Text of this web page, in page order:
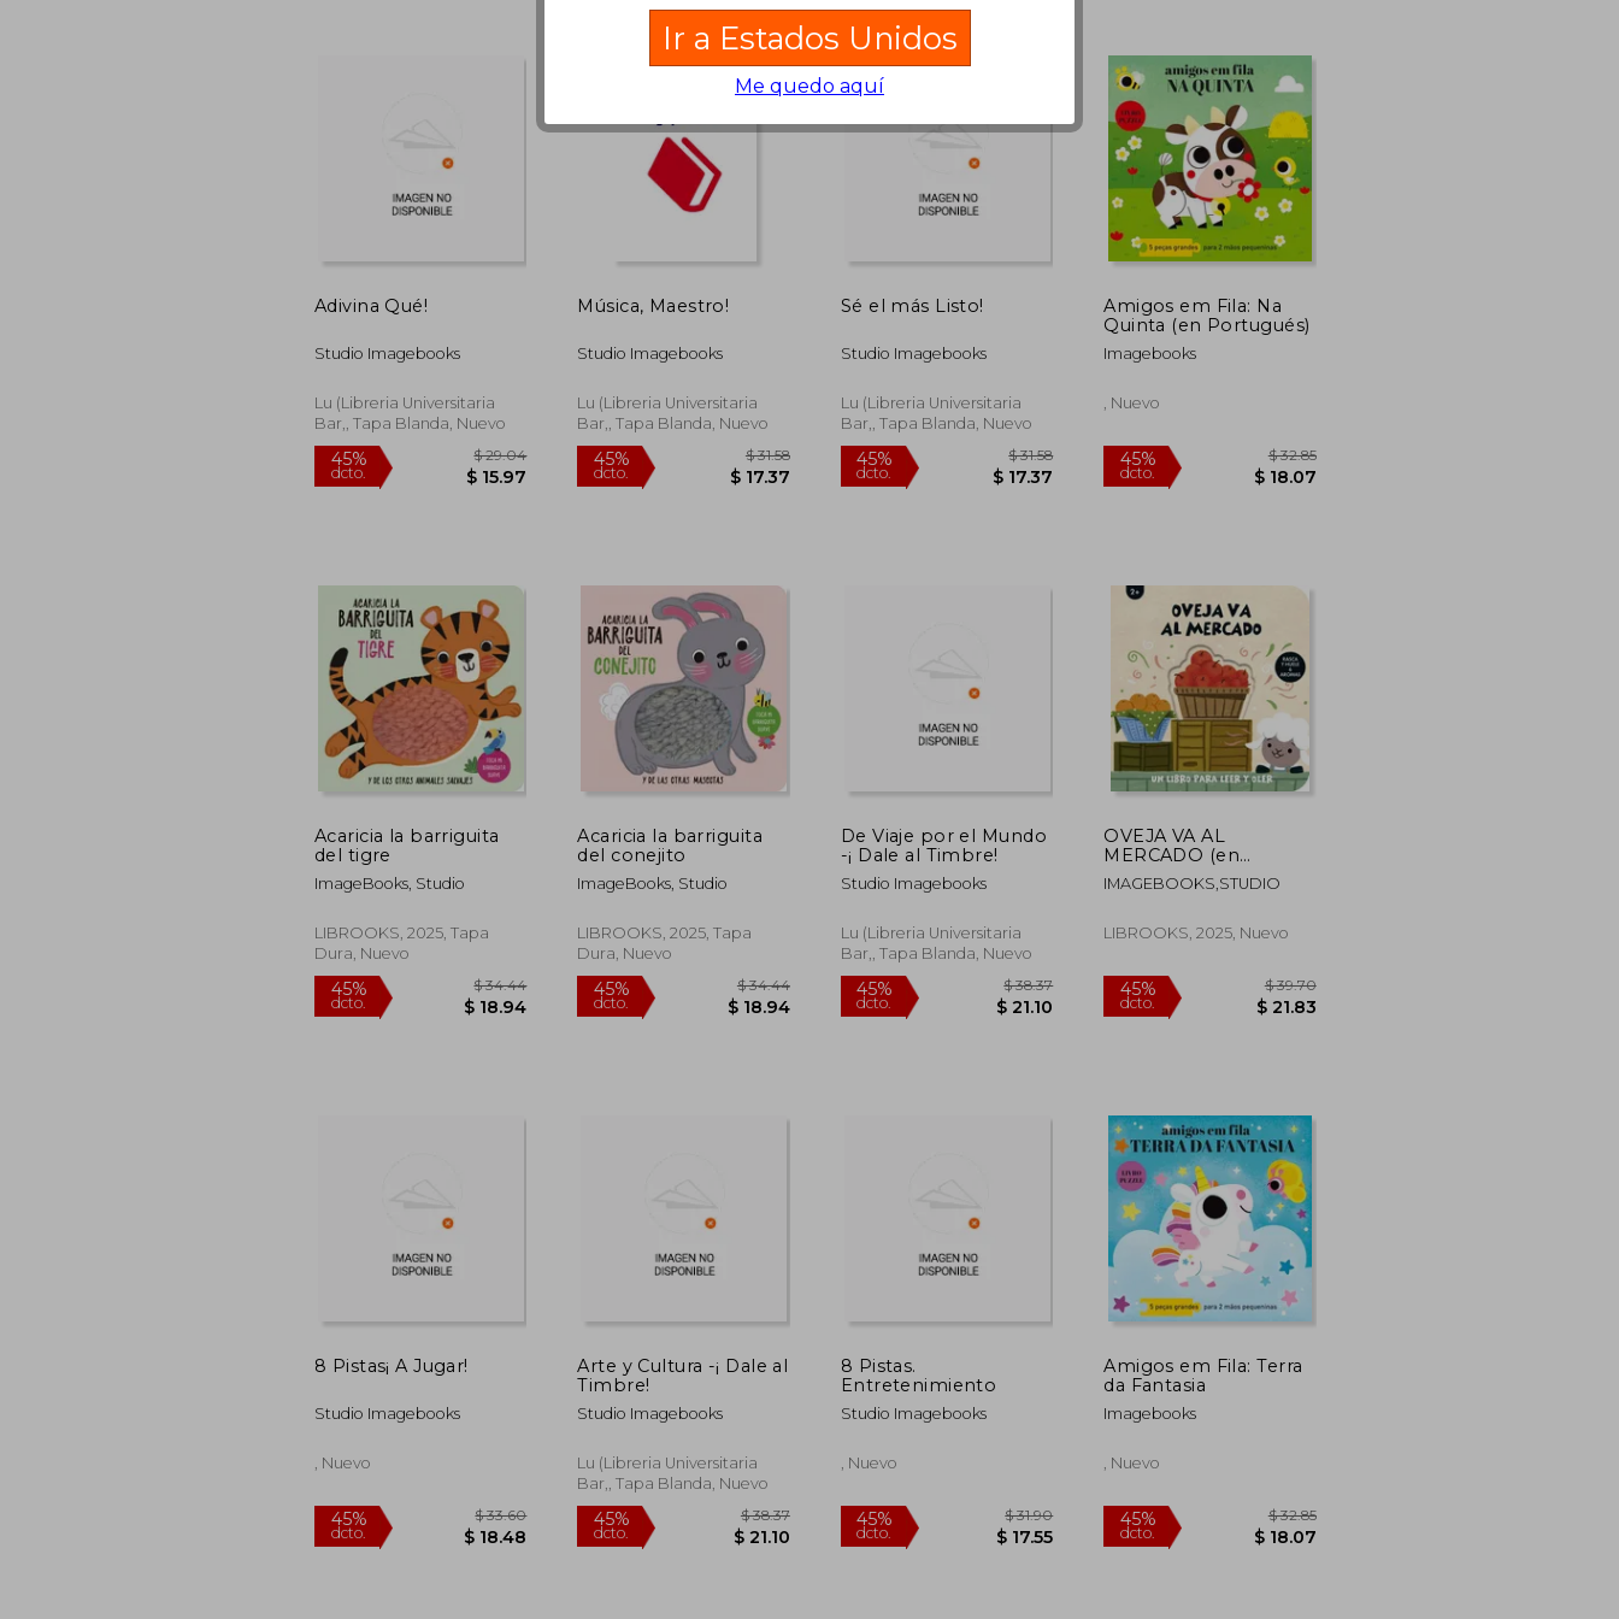
45% 45% 45% $ 29.04
$ 15.97
45%
dcto.
Adivina Qué!
Studio Imagebooks
Lu (Libreria Universitaria
Bar,, Tapa Blanda, Nuevo
dcto. $ 15.97
Música, Maestro!
Studio Imagebooks
Lu (Libreria Universitaria
Bar,, Tapa Blanda, Nuevo
dcto. $ 17.37
Sé el más Listo!
Studio Imagebooks
Lu (Libreria Universitaria
Bar,, Tapa Blanda, Nuevo
dcto. $ 17.37
Amigos em Fila: Na
Quinta (en Portugués)
Imagebooks
, Nuevo
Acaricia la barriguita
del tigre
ImageBooks, Studio
LIBROOKS, 2025, Tapa
Dura, Nuevo
dcto.
$ 34.44
$ 18.94
Acaricia la barriguita
del conejito
ImageBooks, Studio
LIBROOKS, 2025, Tapa
Dura, Nuevo
dcto.
$ 34.44
$ 18.94
De Viaje por el Mundo
-¡ Dale al Timbre!
Studio Imagebooks
Lu (Libreria Universitaria
Bar,, Tapa Blanda, Nuevo
45%
dcto.
$ 38.37
$ 21.10
OVEJA VA AL
MERCADO (en
Castellano)
IMAGEBOOKS,STUDIO
LIBROOKS, 2025, Nuevo
8 Pistas¡ A Jugar!
Studio Imagebooks
, Nuevo
Arte y Cultura -¡ Dale al
Timbre!
Studio Imagebooks
Lu (Libreria Universitaria
Bar,, Tapa Blanda, Nuevo
8 Pistas.
Entretenimiento
Studio Imagebooks
, Nuevo
Amigos em Fila: Terra
da Fantasia
Imagebooks
, Nuevo
Ir a Estados Unidos
Me quedo aquí